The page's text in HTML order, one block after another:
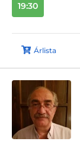
19:30
Árlista